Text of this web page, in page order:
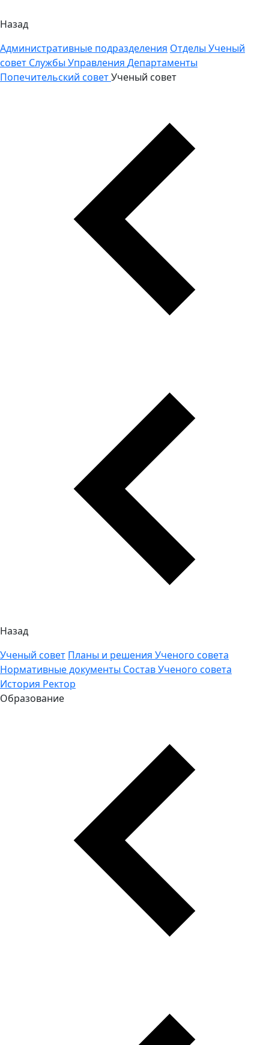
Назад
Административные подразделения Отделы Ученый
совет Службы Управления Департаменты
Попечительский советУченый совет
Назад
Ученый совет Планы и решения Ученого совета
Нормативные документы Состав Ученого совета
История Ректор
Образование